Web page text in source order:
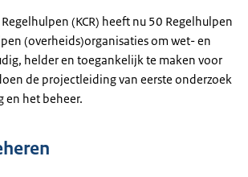
(KCR) heeft nu 50 Regelhulpen
(overheids)organisaties om wet- en
helder en toegankelijk te maken voor
de projectleiding van eerste onderzoek
en het beheer.